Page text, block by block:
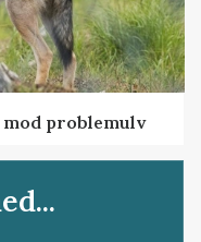
problemulv